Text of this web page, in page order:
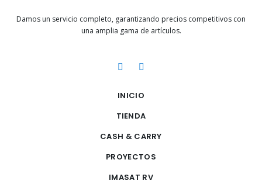
Damos un servicio completo, garantizando precios competitivos con
una amplia gama de artículos.
INICIO
TIENDA
CASH & CARRY
PROYECTOS
IMASAT RV